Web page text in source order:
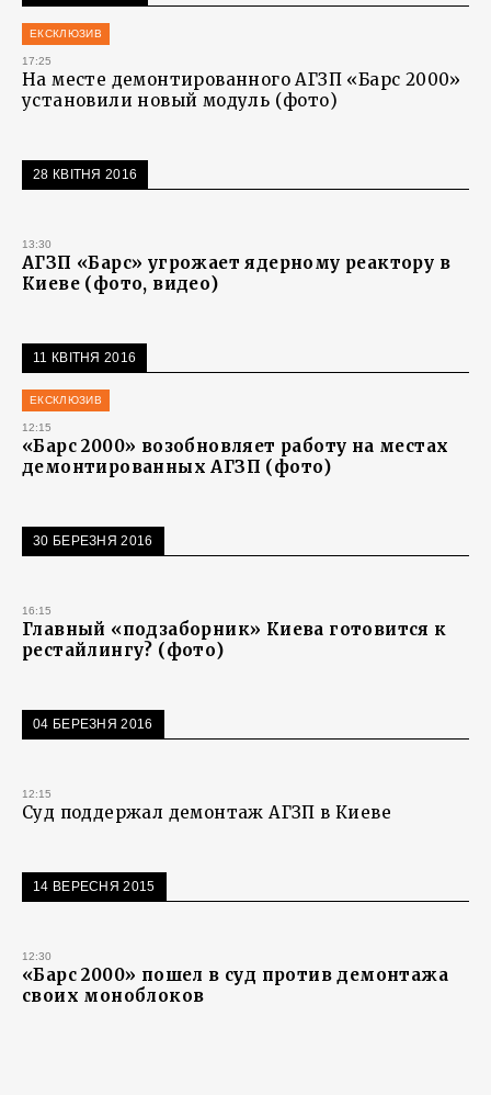
ЕКСКЛЮЗИВ
17:25
На месте демонтированного АГЗП «Барс 2000»
установили новый модуль (фото)
28 КВІТНЯ 2016
13:30
АГЗП «Барс» угрожает ядерному реактору в
Киеве (фото, видео)
11 КВІТНЯ 2016
ЕКСКЛЮЗИВ
12:15
«Барс 2000» возобновляет работу на местах
демонтированных АГЗП (фото)
30 БЕРЕЗНЯ 2016
16:15
Главный «подзаборник» Киева готовится к
рестайлингу? (фото)
04 БЕРЕЗНЯ 2016
12:15
Суд поддержал демонтаж АГЗП в Киеве
14 ВЕРЕСНЯ 2015
12:30
«Барс 2000» пошел в суд против демонтажа
своих моноблоков